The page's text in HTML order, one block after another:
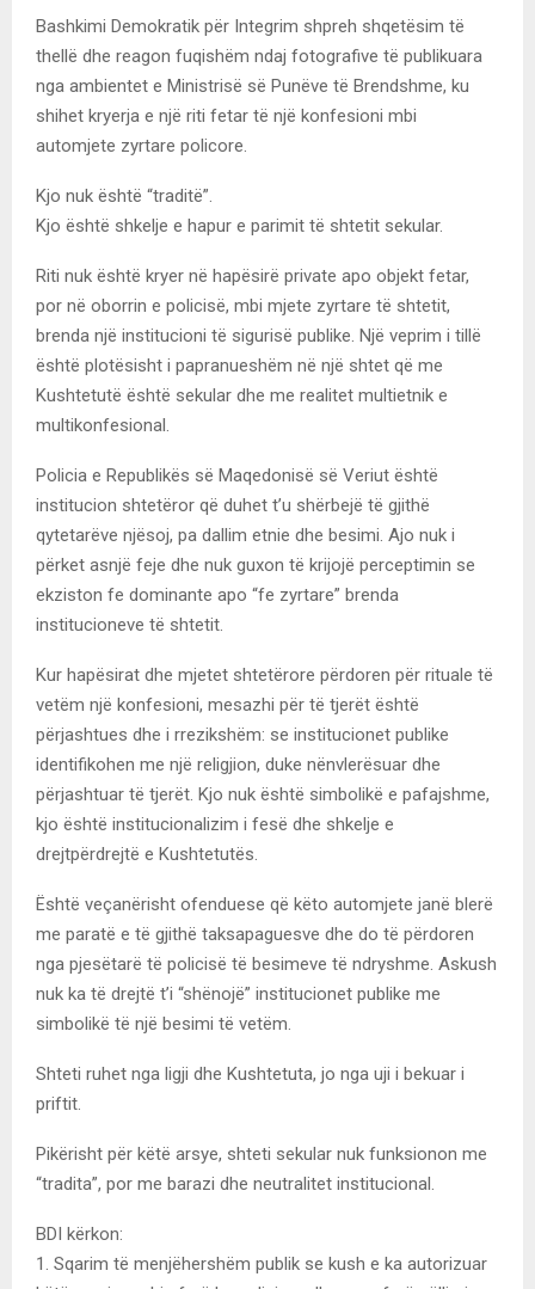
Bashkimi Demokratik për Integrim shpreh shqetësim të
thellë dhe reagon fuqishëm ndaj fotografive të publikuara
nga ambientet e Ministrisë së Punëve të Brendshme, ku
shihet kryerja e një riti fetar të një konfesioni mbi
automjete zyrtare policore.
Kjo nuk është “traditë”.
Kjo është shkelje e hapur e parimit të shtetit sekular.
Riti nuk është kryer në hapësirë private apo objekt fetar,
por në oborrin e policisë, mbi mjete zyrtare të shtetit,
brenda një institucioni të sigurisë publike. Një veprim i tillë
është plotësisht i papranueshëm në një shtet që me
Kushtetutë është sekular dhe me realitet multietnik e
multikonfesional.
Policia e Republikës së Maqedonisë së Veriut është
institucion shtetëror që duhet t’u shërbejë të gjithë
qytetarëve njësoj, pa dallim etnie dhe besimi. Ajo nuk i
përket asnjë feje dhe nuk guxon të krijojë perceptimin se
ekziston fe dominante apo “fe zyrtare” brenda
institucioneve të shtetit.
Kur hapësirat dhe mjetet shtetërore përdoren për rituale të
vetëm një konfesioni, mesazhi për të tjerët është
përjashtues dhe i rrezikshëm: se institucionet publike
identifikohen me një religjion, duke nënvlerësuar dhe
përjashtuar të tjerët. Kjo nuk është simbolikë e pafajshme,
kjo është institucionalizim i fesë dhe shkelje e
drejtpërdrejtë e Kushtetutës.
Është veçanërisht ofenduese që këto automjete janë blerë
me paratë e të gjithë taksapaguesve dhe do të përdoren
nga pjesëtarë të policisë të besimeve të ndryshme. Askush
nuk ka të drejtë t’i “shënojë” institucionet publike me
simbolikë të një besimi të vetëm.
Shteti ruhet nga ligji dhe Kushtetuta, jo nga uji i bekuar i
priftit.
Pikërisht për këtë arsye, shteti sekular nuk funksionon me
“tradita”, por me barazi dhe neutralitet institucional.
BDI kërkon:
1. Sqarim të menjëhershëm publik se kush e ka autorizuar